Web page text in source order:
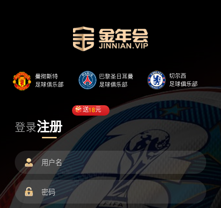
登录注册
送18元